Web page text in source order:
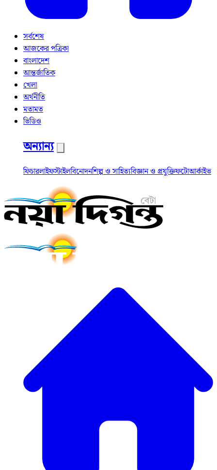
সর্বশেষ
আজকের পত্রিকা
বাংলাদেশ
আন্তর্জাতিক
খেলা
অর্থনীতি
মতামত
ভিডিও
অন্যান্য
ফিচারলাইফস্টাইলবিনোদনশিল্প ও সাহিত্যবিজ্ঞান ও প্রযুক্তিফটোআর্কাইভ